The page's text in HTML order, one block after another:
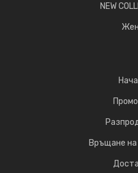
NEW
Връщане